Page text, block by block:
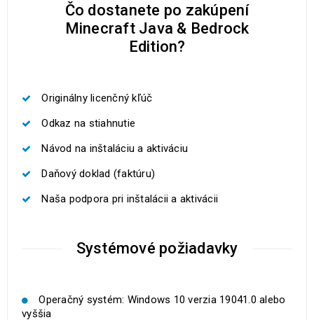
Čo dostanete po zakúpení
Minecraft Java & Bedrock
Edition?
Originálny licenčný kľúč
Odkaz na stiahnutie
Návod na inštaláciu a aktiváciu
Daňový doklad (faktúru)
Naša podpora pri inštalácii a aktivácii
Systémové požiadavky
Operačný systém: Windows 10 verzia 19041.0 alebo
vyššia